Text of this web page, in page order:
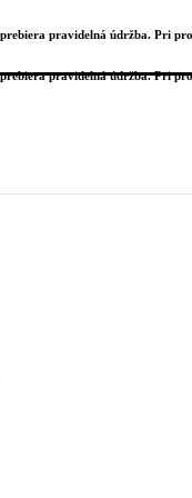
pravidelná údržba. Pri
pravidelná údržba. Pri